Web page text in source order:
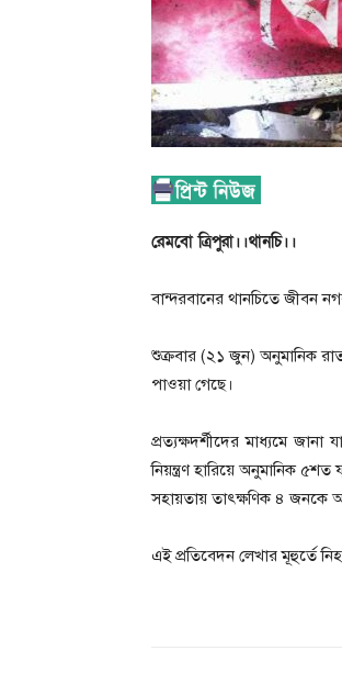
রেমবো ত্রিপুরা।।থানচি।।
বান্দরবানের থানচিতে জীবন
শুক্রবার (২১ জুন) অনুমানিক
পাওয়া গেছে।
প্রত্যক্ষদর্শীদের মাধ্যমে
নিয়ন্ত্রণ হারিয়ে অনুমানিক
সহায়তায় তাৎক্ষণিক ৪ জনকে
এই প্রতিবেদন লেখার মূহুর্তে